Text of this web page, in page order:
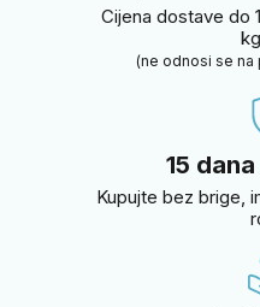
Cijena dostave do
(ne odnosi se
15
Kupujte bez brige,